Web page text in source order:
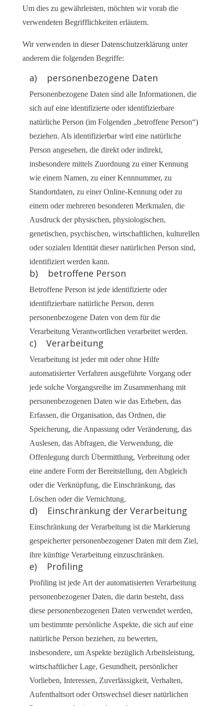
Um dies zu gewährleisten, möchten wir vorab die
verwendeten Begrifflichkeiten erläutern.
Wir verwenden in dieser Datenschutzerklärung unter
anderem die folgenden Begriffe:
a) personenbezogene Daten
Personenbezogene Daten sind alle Informationen, die
sich auf eine identifizierte oder identifizierbare
natürliche Person (im Folgenden „betroffene Person“)
beziehen. Als identifizierbar wird eine natürliche
Person angesehen, die direkt oder indirekt,
insbesondere mittels Zuordnung zu einer Kennung
wie einem Namen, zu einer Kennnummer, zu
Standortdaten, zu einer Online-Kennung oder zu
einem oder mehreren besonderen Merkmalen, die
Ausdruck der physischen, physiologischen,
genetischen, psychischen, wirtschaftlichen, kulturellen
oder sozialen Identität dieser natürlichen Person sind,
identifiziert werden kann.
b) betroffene Person
Betroffene Person ist jede identifizierte oder
identifizierbare natürliche Person, deren
personenbezogene Daten von dem für die
Verarbeitung Verantwortlichen verarbeitet werden.
c) Verarbeitung
Verarbeitung ist jeder mit oder ohne Hilfe
automatisierter Verfahren ausgeführte Vorgang oder
jede solche Vorgangsreihe im Zusammenhang mit
personenbezogenen Daten wie das Erheben, das
Erfassen, die Organisation, das Ordnen, die
Speicherung, die Anpassung oder Veränderung, das
Auslesen, das Abfragen, die Verwendung, die
Offenlegung durch Übermittlung, Verbreitung oder
eine andere Form der Bereitstellung, den Abgleich
oder die Verknüpfung, die Einschränkung, das
Löschen oder die Vernichtung.
d) Einschränkung der Verarbeitung
Einschränkung der Verarbeitung ist die Markierung
gespeicherter personenbezogener Daten mit dem Ziel,
ihre künftige Verarbeitung einzuschränken.
e) Profiling
Profiling ist jede Art der automatisierten Verarbeitung
personenbezogener Daten, die darin besteht, dass
diese personenbezogenen Daten verwendet werden,
um bestimmte persönliche Aspekte, die sich auf eine
natürliche Person beziehen, zu bewerten,
insbesondere, um Aspekte bezüglich Arbeitsleistung,
wirtschaftlicher Lage, Gesundheit, persönlicher
Vorlieben, Interessen, Zuverlässigkeit, Verhalten,
Aufenthaltsort oder Ortswechsel dieser natürlichen